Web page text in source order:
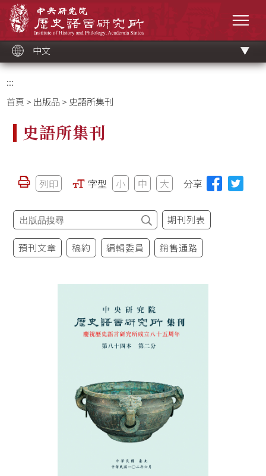
中文
:::
首頁 > 出版品 > 史語所集刊
史語所集刊
列印 字型 小 中 大 分享
期刊列表
預刊文章 稿約 編輯委員 銷售通路